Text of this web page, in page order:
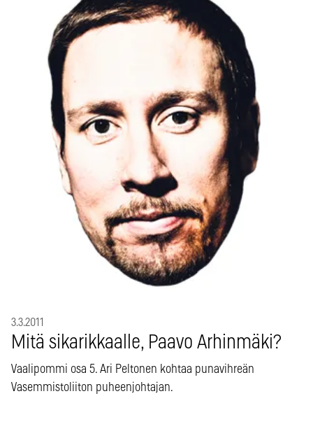
3.3.2011
Mitä sikarikkaalle, Paavo Arhinmäki?
Vaalipommi osa 5. Ari Peltonen kohtaa punavihreän
Vasemmistoliiton puheenjohtajan.